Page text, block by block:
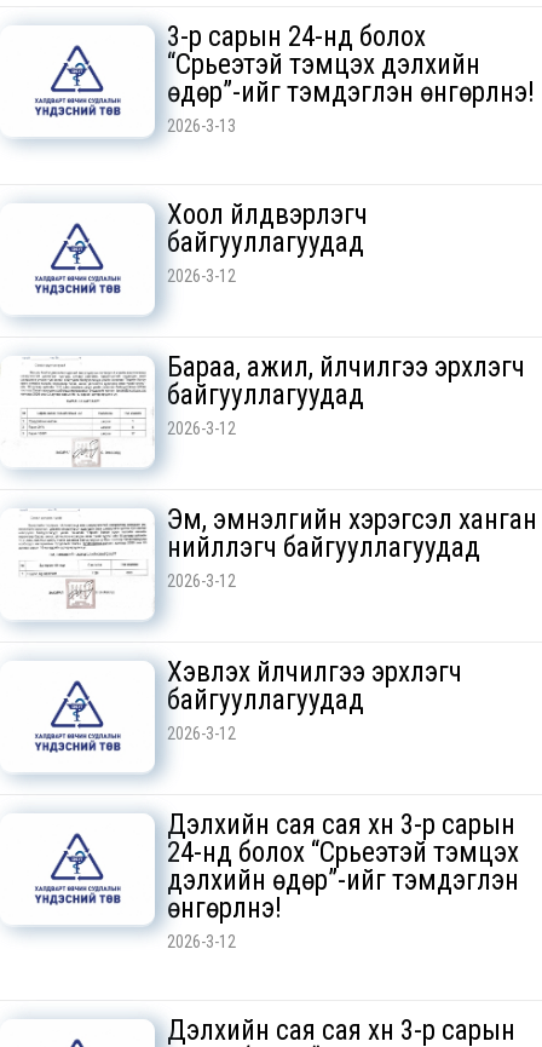
3-р сарын 24-нд болох
“Сүрьеэтэй тэмцэх дэлхийн
өдөр”-ийг тэмдэглэн өнгөрүүлнэ!
2026-3-13
Хоол үйлдвэрлэгч
байгууллагуудад
2026-3-12
Бараа, ажил, үйлчилгээ эрхлэгч
байгууллагуудад
2026-3-12
Эм, эмнэлгийн хэрэгсэл ханган
нийлүүлэгч байгууллагуудад
2026-3-12
Хэвлэх үйлчилгээ эрхлэгч
байгууллагуудад
2026-3-12
Дэлхийн сая сая хүн 3-р сарын
24-нд болох “Сүрьеэтэй тэмцэх
дэлхийн өдөр”-ийг тэмдэглэн
өнгөрүүлнэ!
2026-3-12
Дэлхийн сая сая хүн 3-р сарын